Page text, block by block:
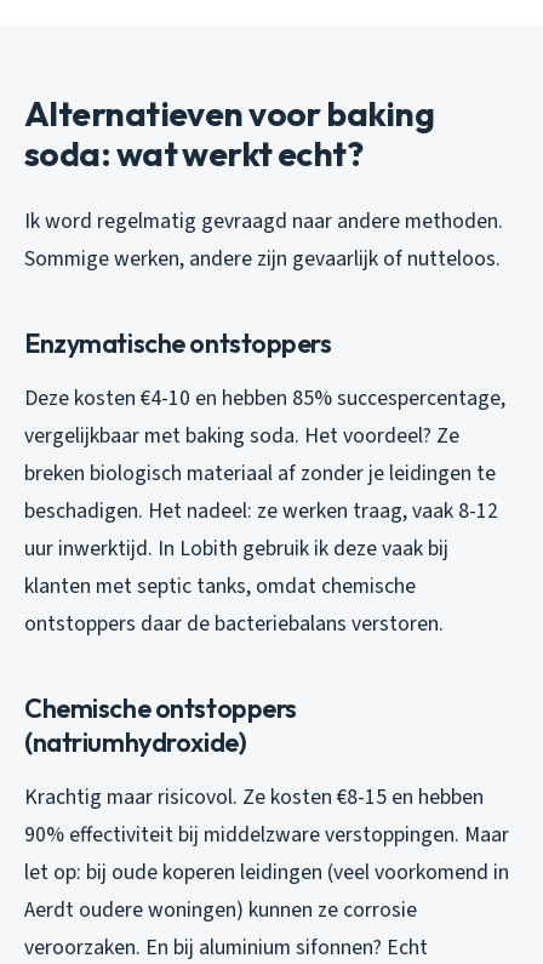
Alternatieven voor baking
soda: wat werkt echt?
Ik word regelmatig gevraagd naar andere methoden.
Sommige werken, andere zijn gevaarlijk of nutteloos.
Enzymatische ontstoppers
Deze kosten €4-10 en hebben 85% succespercentage,
vergelijkbaar met baking soda. Het voordeel? Ze
breken biologisch materiaal af zonder je leidingen te
beschadigen. Het nadeel: ze werken traag, vaak 8-12
uur inwerktijd. In Lobith gebruik ik deze vaak bij
klanten met septic tanks, omdat chemische
ontstoppers daar de bacteriebalans verstoren.
Chemische ontstoppers
(natriumhydroxide)
Krachtig maar risicovol. Ze kosten €8-15 en hebben
90% effectiviteit bij middelzware verstoppingen. Maar
let op: bij oude koperen leidingen (veel voorkomend in
Aerdt oudere woningen) kunnen ze corrosie
veroorzaken. En bij aluminium sifonnen? Echt